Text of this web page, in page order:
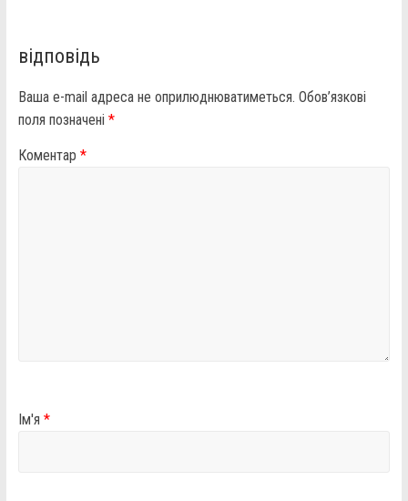
відповідь
Ваша e-mail адреса не оприлюднюватиметься. Обов’язкові
поля позначені *
Коментар *
Ім'я *